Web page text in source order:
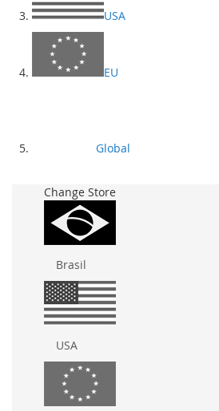
USA
EU
Global
Change Store
Brasil
USA